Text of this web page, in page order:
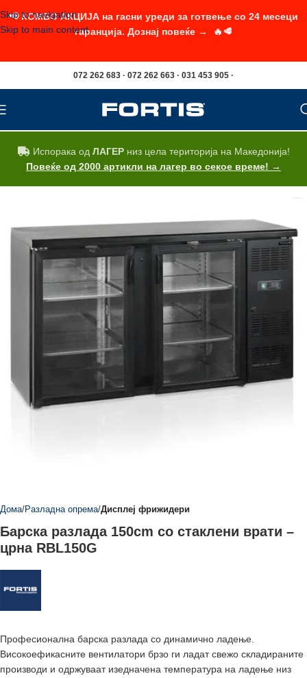
Skip to navigation
Skip to main content
072 262 683 · 072 262 663 · 031 453 905 ·
Испорака од ЛАГЕРниз цела територија на Македонија!
Повеќе од 2000 артикли на лагер во секое време! →
Дома Разладна опрема Дисплеј фрижидери
Барска разлада 150cm со стаклени врати –
црна RBL150G
Професионална барска разлада со динамично ладење.
Високоефикасните вентилатори брзо ги ладат свежо складираните
производи и одржуваат изедначена температура на ладење низ
📢 КОМБО АКЦИЈА на гасни уреди за готвење со 24 месеци
гаранција. Дознај повеќе → 🔥🥩